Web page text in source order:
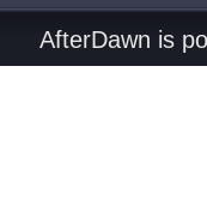
AfterDawn is